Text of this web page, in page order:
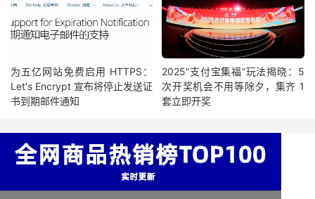
为五亿网站免费启用 HTTPS：
Let's Encrypt 宣布将停止发送证
书到期邮件通知
2025“支付宝集福”玩法揭晓：5
次开奖机会不用等除夕，集齐 1
套立即开奖